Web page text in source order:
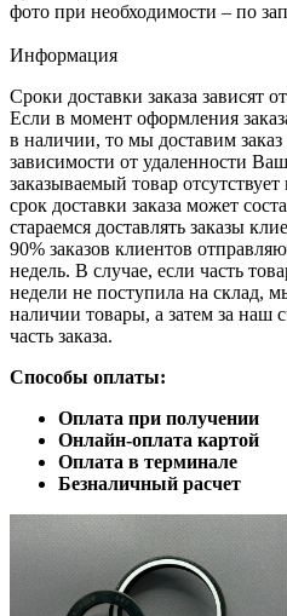
фото при необходимости – по
Информация
Сроки доставки заказа зависят
Если в момент оформления
в наличии, то мы доставим
зависимости от удаленности
заказываемый товар
срок доставки заказа может
стараемся доставлять заказы
90% заказов клиентов
недель. В случае, если часть
недели не поступила на склад,
наличии товары, а затем за наш
часть заказа.
Способы оплаты:
Оплата при получении
Онлайн-оплата картой
Оплата в терминале
Безналичный расчет